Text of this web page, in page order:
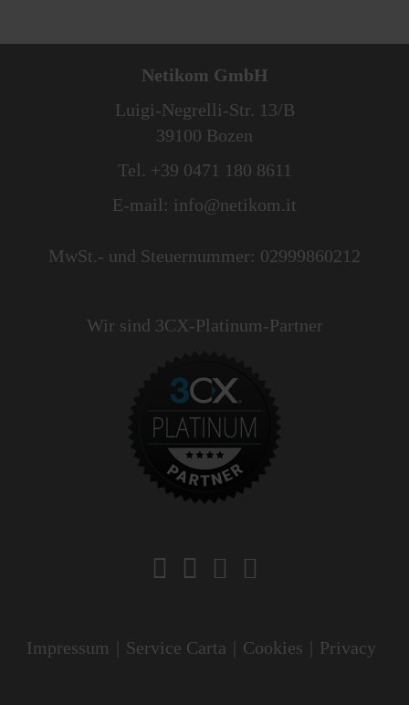
Netikom GmbH
Luigi-Negrelli-Str. 13/B
39100 Bozen
Tel. +39 0471 180 8611
E-mail: info@netikom.it
MwSt.- und Steuernummer: 02999860212
Wir sind 3CX-Platinum-Partner
Impressum Service Carta Cookies Privacy